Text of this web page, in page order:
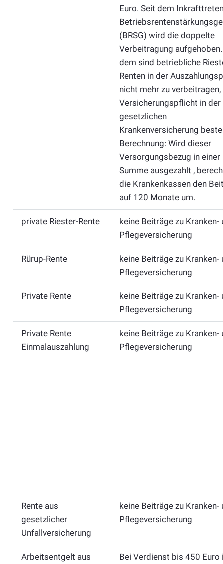
Euro. Seit dem
(BRSG) wird die doppelte
Verbeitragung
dem sind betriebliche
Renten in der
nicht mehr zu
Versicherungspflicht in der
gesetzlichen
Krankenversicherung
Berechnung: Wird dieser
Versorgungsbezug in einer
Summe ausgezahlt ,
die Krankenkassen den
auf 120 Monate um.
private Riester-Rente
keine Beiträge zu Kranken-
Pflegeversicherung
Rürup-Rente
keine Beiträge zu Kranken-
Pflegeversicherung
Private Rente
keine Beiträge zu Kranken-
Pflegeversicherung
Private Rente
Einmalauszahlung
keine Beiträge zu Kranken-
Pflegeversicherung
Rente aus
gesetzlicher
Unfallversicherung
keine Beiträge zu Kranken-
Pflegeversicherung
Arbeitsentgelt aus
Bei Verdienst bis 450 Euro